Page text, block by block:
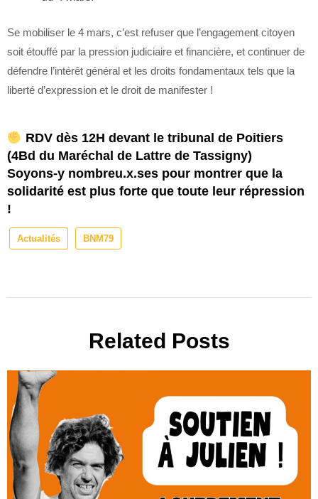
Se mobiliser le 4 mars, c’est refuser que l’engagement citoyen
soit étouffé par la pression judiciaire et financière, et continuer de
défendre l’intérêt général et les droits fondamentaux tels que la
liberté d’expression et le droit de manifester !
RDV dès 12H devant le tribunal de Poitiers
(4Bd du Maréchal de Lattre de Tassigny)
Soyons-y nombreu.x.ses pour montrer que la
solidarité est plus forte que toute leur répression
!⁩⁩
Actualités BNM79
Related Posts